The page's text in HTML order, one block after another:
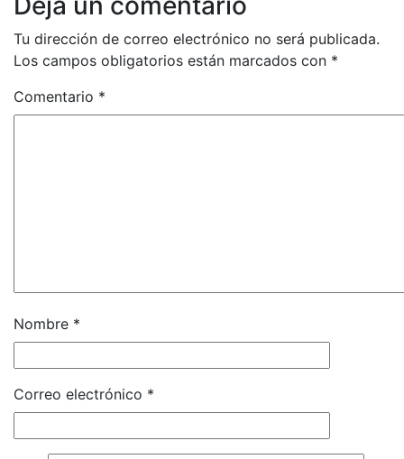
Tu dirección de correo electrónico no será publicada.
Los campos obligatorios están marcados con *
Comentario *
Nombre *
Correo electrónico *